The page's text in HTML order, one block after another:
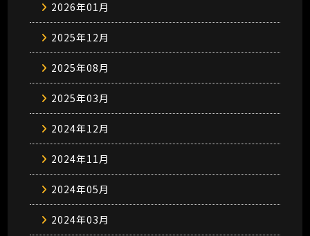
2026年01月
2025年12月
2025年08月
2025年03月
2024年12月
2024年11月
2024年05月
2024年03月